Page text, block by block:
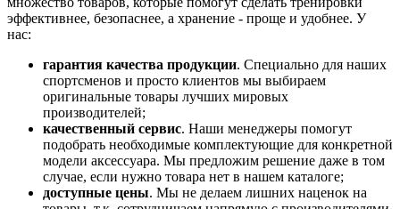
эффективнее, безопаснее, а хранение - проще и удобнее. У
нас:
гарантия качества продукции. Специально для наших
спортсменов и просто клиентов мы выбираем
оригинальные товары лучших мировых
производителей;
качественный сервис. Наши менеджеры помогут
подобрать необходимые комплектующие для конкретной
модели аксессуара. Мы предложим решение даже в том
случае, если нужно товара нет в нашем каталоге;
доступные цены. Мы не делаем лишних наценок на